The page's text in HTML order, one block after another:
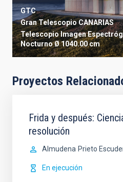
GTC
Gran Telescopio CANARIAS
TelescopioImagen
NocturnoØ 1040.00 cm
Proyectos
Frida y después:
resolución
Almudena Prieto
En ejecución